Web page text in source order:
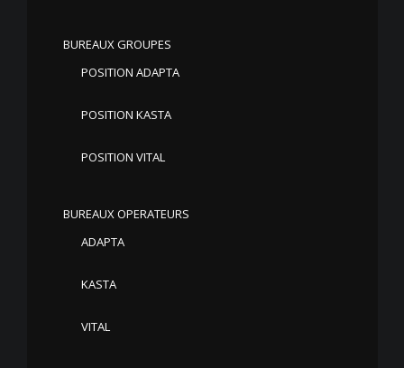
BUREAUX GROUPES
POSITION ADAPTA
POSITION KASTA
POSITION VITAL
BUREAUX OPERATEURS
ADAPTA
KASTA
VITAL